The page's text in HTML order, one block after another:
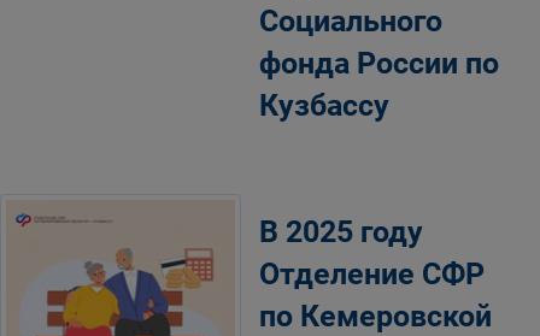
Социального
фонда России по
Кузбассу
В 2025 году
Отделение СФР
по Кемеровской